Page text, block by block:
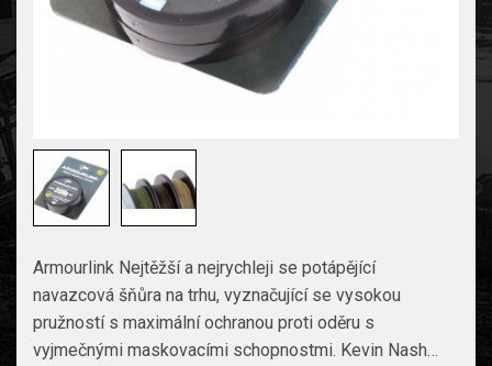
Armourlink Nejtěžší a nejrychleji se potápějící
navazcová šňůra na trhu, vyznačující se vysokou
pružností s maximální ochranou proti oděru s
vyjmečnými maskovacími schopnostmi. Kevin Nash…